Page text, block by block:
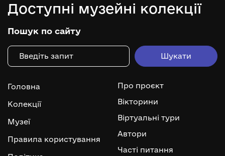
Доступні музейні колекції
Пошук по сайту
Головна
Колекції
Музеї
Правила користування
Про проєкт
Вікторини
Віртуальні тури
Автори
Часті питання